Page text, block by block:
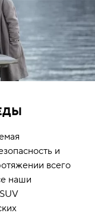
и
всего
наши